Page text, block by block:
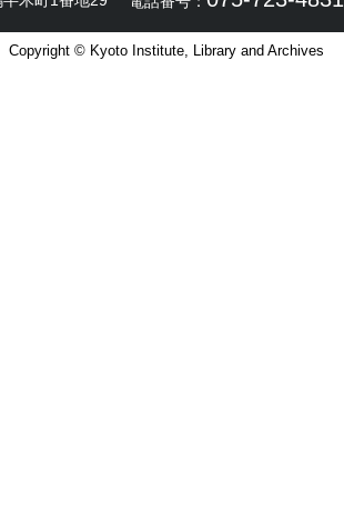
Copyright © Kyoto Institute, Library and Archives